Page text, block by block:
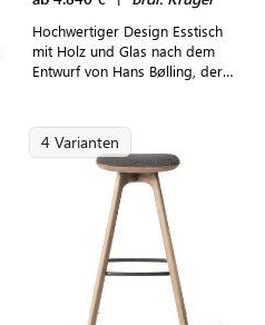
Hochwertiger Design Esstisch
mit Holz und Glas nach dem
Entwurf von Hans Bølling, der
4 Varianten